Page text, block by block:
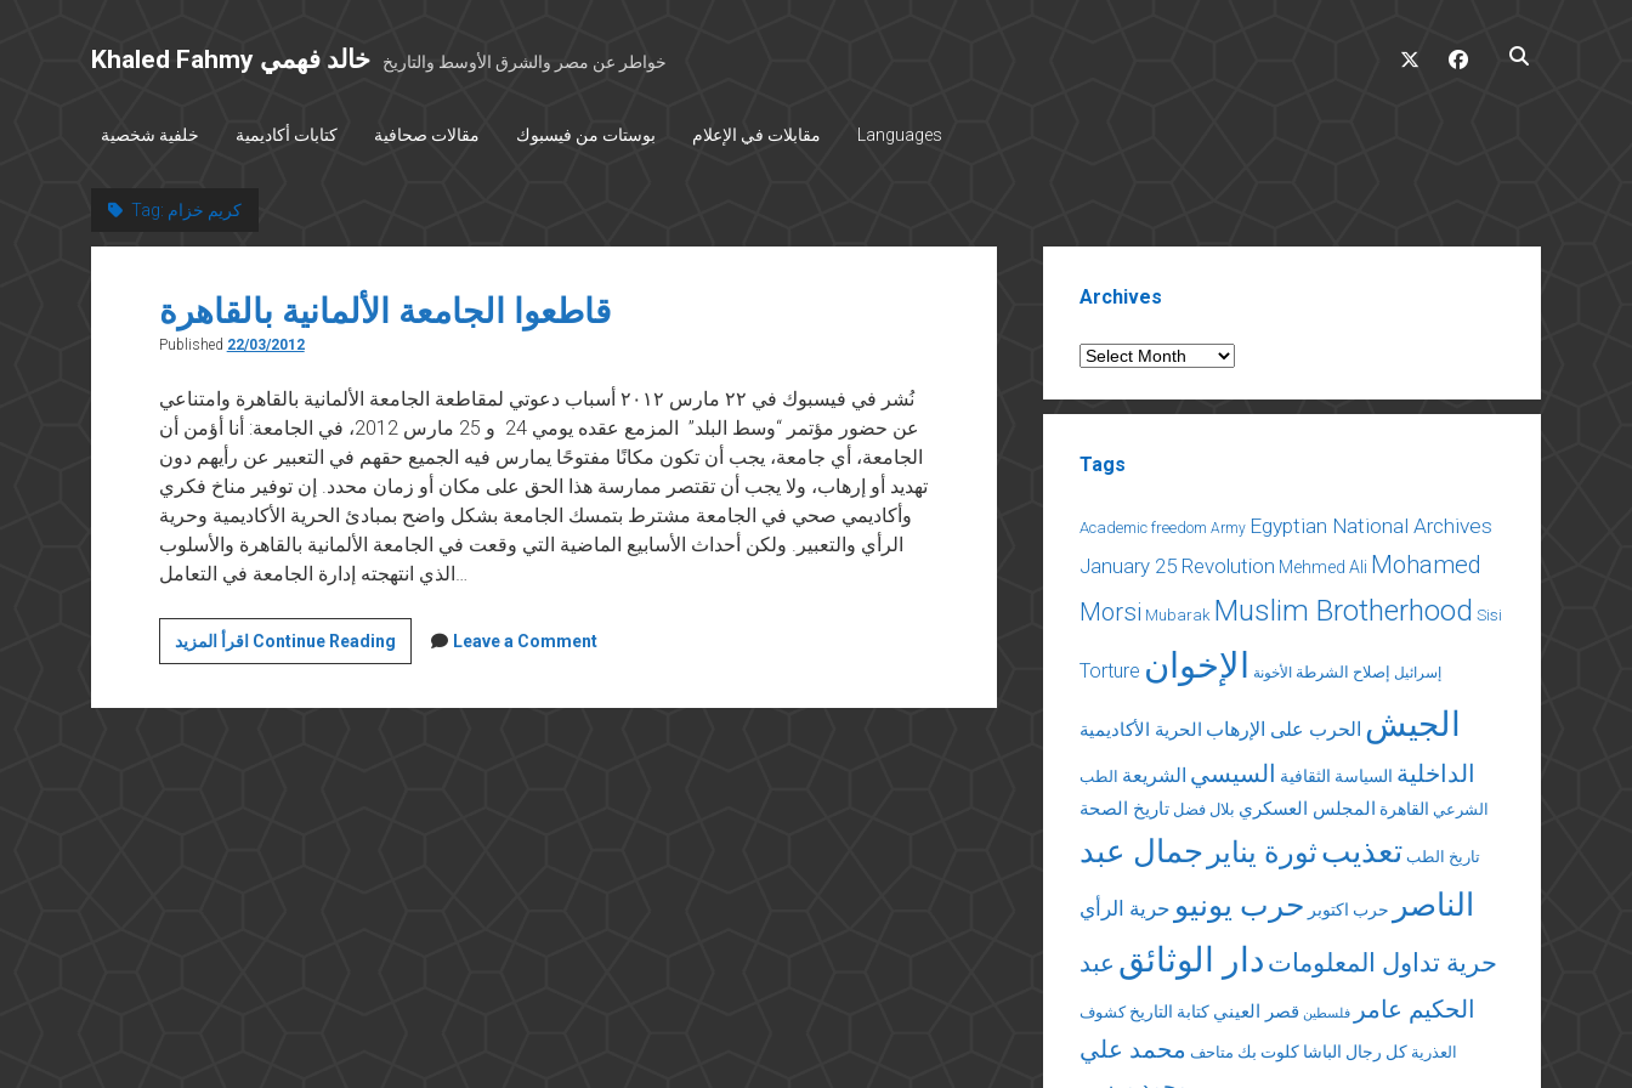
Khaled Fahmy خالد فهمي خواطر عن مصر والشرق الأوسط والتاريخ
twitter facebook
خلفية شخصية كتابات أكاديمية مقالات صحافية بوستات من فيسبوك مقابلات في الإعلام Languages
Tag: كريم خزام
قاطعوا الجامعة الألمانية بالقاهرة
Published 22/03/2012
نُشر في فيسبوك في ٢٢ مارس ٢٠١٢ أسباب دعوتي لمقاطعة الجامعة الألمانية بالقاهرة وامتناعي
عن حضور مؤتمر “وسط البلد” المزمع عقده يومي 24 و 25 مارس 2012، في الجامعة: أنا أؤمن أن
الجامعة، أي جامعة، يجب أن تكون مكانًا مفتوحًا يمارس فيه الجميع حقهم في التعبير عن رأيهم دون
تهديد أو إرهاب، ولا يجب أن تقتصر ممارسة هذا الحق على مكان أو زمان محدد. إن توفير مناخ فكري
وأكاديمي صحي في الجامعة مشترط بتمسك الجامعة بشكل واضح بمبادئ الحرية الأكاديمية وحرية
الرأي والتعبير. ولكن أحداث الأسابيع الماضية التي وقعت في الجامعة الألمانية بالقاهرة والأسلوب
الذي انتهجته إدارة الجامعة في التعامل…
اقرأ المزيد Continue Readingقاطعوا
الجامعة
Leave a Comment
Archives
Archives
Tags
Academic freedom Army Egyptian National Archives
January 25 Revolution Mehmed Ali Mohamed
Morsi Mubarak Muslim Brotherhood Sisi
Torture إسرائيل إصلاح الشرطة الأخونة الإخوان
الجيش الحرب على الإرهاب الحرية الأكاديمية
الداخلية السياسة الثقافية السيسي الشريعة الطب
الشرعي القاهرة المجلس العسكري بلال فضل تاريخ الصحة
تاريخ الطب تعذيبثورة يناير جمال عبد
الناصر
حرب اكتوبر حرب يونيو حرية الرأي
حرية تداول المعلومات دار الوثائق عبد
الحكيم عامر
فلسطين قصر العيني كتابة التاريخ كشوف
العذرية كل رجال الباشا كلوت بك متاحف محمد علي